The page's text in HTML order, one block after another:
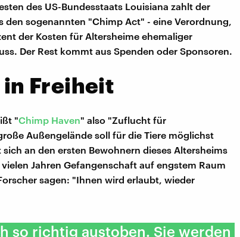
des US-Bundesstaats Louisiana zahlt der
den sogenannten "Chimp Act" - eine Verordnung,
der Kosten für Altersheime ehemaliger
Der Rest kommt aus Spenden oder Sponsoren.
in Freiheit
"Chimp Haven" also "Zuflucht für
Außengelände soll für die Tiere möglichst
an den ersten Bewohnern dieses Altersheims
Jahren Gefangenschaft auf engstem Raum
sagen: "Ihnen wird erlaubt, wieder
so richtig austoben. Sie werden